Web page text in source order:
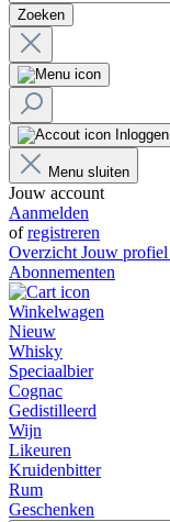
Zoeken
Inloggen
Menu sluiten
Jouw account
Aanmelden
ofregistreren
Overzicht Jouw profiel
Abonnementen
Winkelwagen
Nieuw
Whisky
Speciaalbier
Cognac
Gedistilleerd
Wijn
Likeuren
Kruidenbitter
Rum
Geschenken